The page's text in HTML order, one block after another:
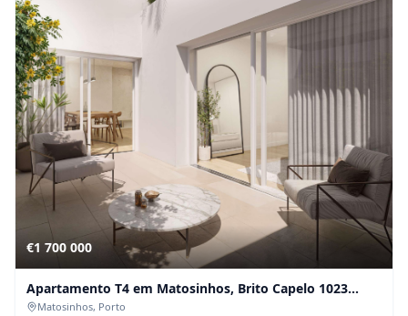
€1 700 000
Apartamento T4 em Matosinhos, Brito Capelo 1023
(Fração E)
Matosinhos, Porto